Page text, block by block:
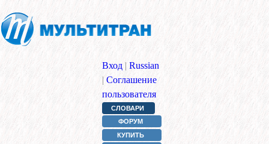
Вход | Russian
| Соглашение
пользователя
СЛОВАРИ
ФОРУМ
КУПИТЬ